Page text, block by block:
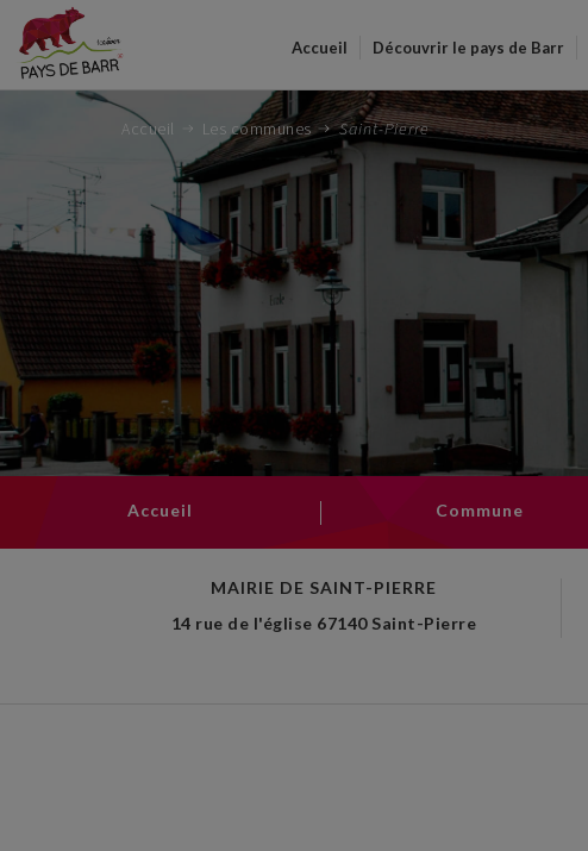
Accueil Découvrir le pays de Barr
Accueil Les communes Saint-Pierre
Accueil Commune
MAIRIE DE SAINT-PIERRE
14 rue de l'église 67140 Saint-Pierre